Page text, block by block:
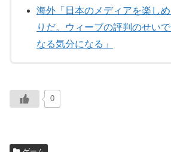
海外「日本のメディアを楽し
りだ。ウィーブの評判のせい
なる気分になる」
0